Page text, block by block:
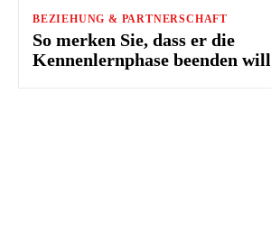
BEZIEHUNG & PARTNERSCHAFT
So merken Sie, dass er die
Kennenlernphase beenden will